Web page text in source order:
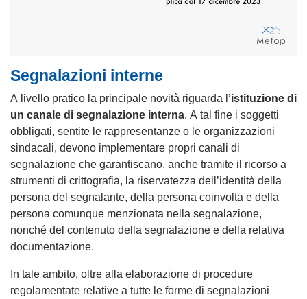
Segnalazioni interne
A livello pratico la principale novità riguarda l’istituzione di
un canale di segnalazione interna. A tal fine i soggetti
obbligati, sentite le rappresentanze o le organizzazioni
sindacali, devono implementare propri canali di
segnalazione che garantiscano, anche tramite il ricorso a
strumenti di crittografia, la riservatezza dell’identità della
persona del segnalante, della persona coinvolta e della
persona comunque menzionata nella segnalazione,
nonché del contenuto della segnalazione e della relativa
documentazione.
In tale ambito, oltre alla elaborazione di procedure
regolamentate relative a tutte le forme di segnalazioni